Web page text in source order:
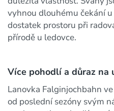
vyhnou dlouhému čekání
dostatek prostoru při
přírodě u ledovce.
Více pohodlí a důraz na
Lanovka Falginjochbahn
od poslední sezóny svým